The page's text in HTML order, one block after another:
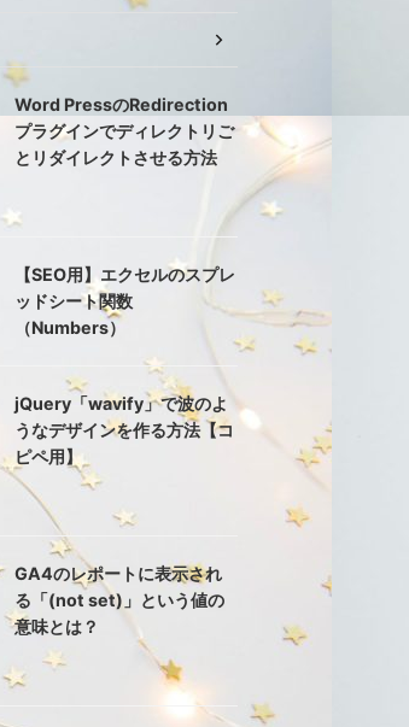
Word PressのRedirection
プラグインでディレクトリご
とリダイレクトさせる方法
【SEO用】エクセルのスプレ
ッドシート関数
（Numbers）
jQuery「wavify」で波のよ
うなデザインを作る方法【コ
ピペ用】
GA4のレポートに表示され
る「(not set)」という値の
意味とは？